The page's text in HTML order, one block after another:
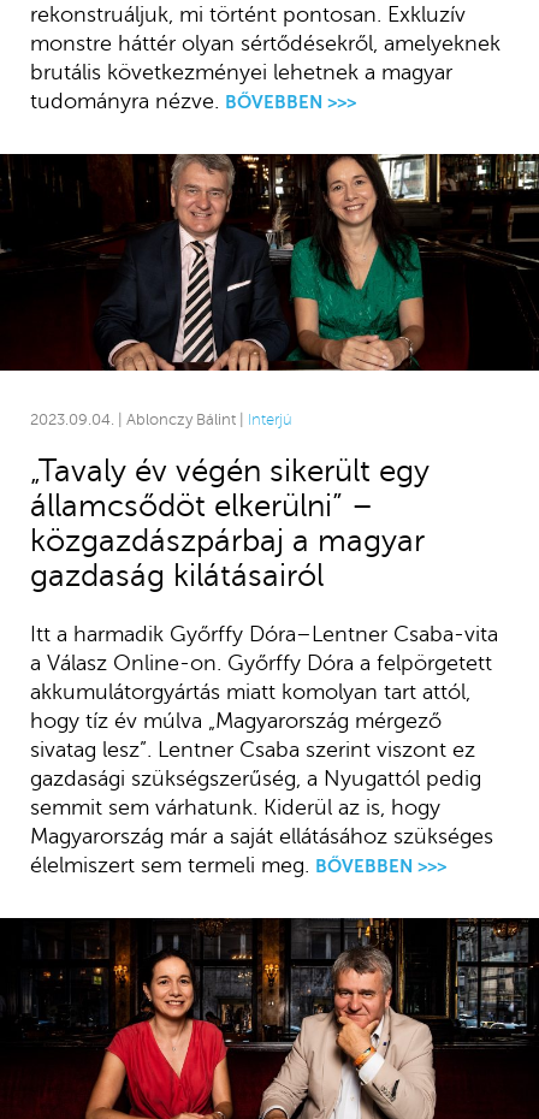
rekonstruáljuk, mi történt pontosan. Exkluzív
monstre háttér olyan sértődésekről, amelyeknek
brutális következményei lehetnek a magyar
tudományra nézve. BŐVEBBEN >>>
2023.09.04. | Ablonczy Bálint | Interjú
„Tavaly év végén sikerült egy
államcsődöt elkerülni” –
közgazdászpárbaj a magyar
gazdaság kilátásairól
Itt a harmadik Győrffy Dóra–Lentner Csaba-vita
a Válasz Online-on. Győrffy Dóra a felpörgetett
akkumulátorgyártás miatt komolyan tart attól,
hogy tíz év múlva „Magyarország mérgező
sivatag lesz”. Lentner Csaba szerint viszont ez
gazdasági szükségszerűség, a Nyugattól pedig
semmit sem várhatunk. Kiderül az is, hogy
Magyarország már a saját ellátásához szükséges
élelmiszert sem termeli meg. BŐVEBBEN >>>